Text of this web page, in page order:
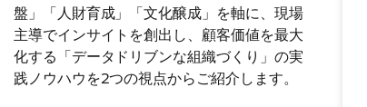
盤」「人財育成」「文化醸成」を軸に、現場
主導でインサイトを創出し、顧客価値を最大
化する「データドリブンな組織づくり」の実
践ノウハウを2つの視点からご紹介します。